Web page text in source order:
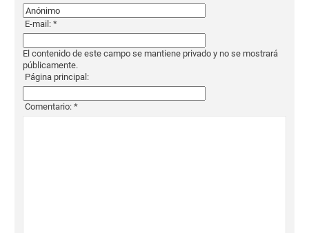
E-mail: *
El contenido de este campo se mantiene privado y no se mostrará
públicamente.
Página principal:
Comentario: *